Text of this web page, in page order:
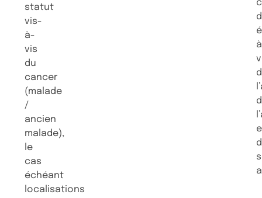
statut
vis-
à-
vis
du
cancer
(malade
/
ancien
malade),
le
cas
échéant
localisations
à